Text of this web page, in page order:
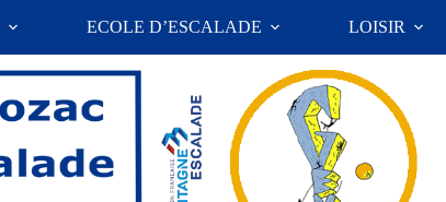
ECOLE D’ESCALADE LOISIR